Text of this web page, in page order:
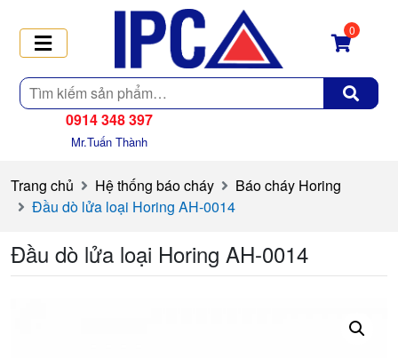
Tìm
kiếm
0
0914 348 397
Mr.Tuấn Thành
Trang chủ Hệ thống báo cháy
Báo cháy Horing
Đầu dò lửa loại Horing AH-0014
Đầu dò lửa loại Horing AH-0014